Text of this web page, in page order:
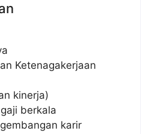
Ketenagakerjaan
kinerja)
berkala
karir